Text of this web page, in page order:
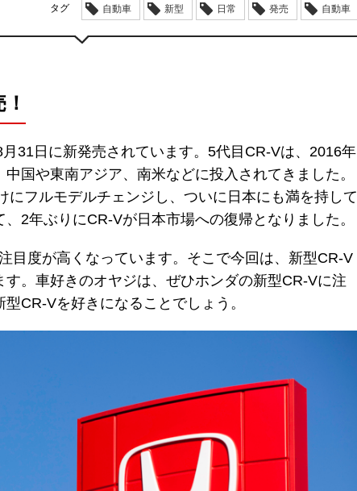
タグ 自動車 新型 日常 発売 自動車
31日に新発売されています。5代目CR-Vは、2016年
国や東南アジア、南米などに投入されてきました。
にフルモデルチェンジし、ついに日本にも満を持して
2年ぶりにCR-Vが日本市場への復帰となりました。
目度が高くなっています。そこで今回は、新型CR-V
。車好きのオヤジは、ぜひホンダの新型CR-Vに注
CR-Vを好きになることでしょう。